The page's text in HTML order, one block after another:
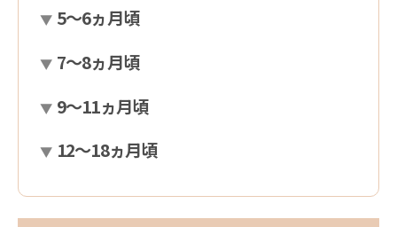
5〜6ヵ月頃
7〜8ヵ月頃
9～11ヵ月頃
12～18ヵ月頃